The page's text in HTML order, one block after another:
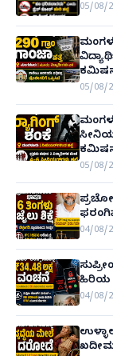
05/08/
05/08/
ಮಂಗಳೂರು: ಕಾಲೇಜು
05/08/
04/08/
ಹಿರಿಯ
04/08/